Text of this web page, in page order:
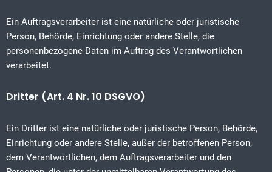
Ein Auftragsverarbeiter ist eine natürliche oder juristische
Person, Behörde, Einrichtung oder andere Stelle, die
personenbezogene Daten im Auftrag des Verantwortlichen
verarbeitet.
Dritter (Art. 4 Nr. 10 DSGVO)
Ein Dritter ist eine natürliche oder juristische Person, Behörde,
Einrichtung oder andere Stelle, außer der betroffenen Person,
dem Verantwortlichen, dem Auftragsverarbeiter und den